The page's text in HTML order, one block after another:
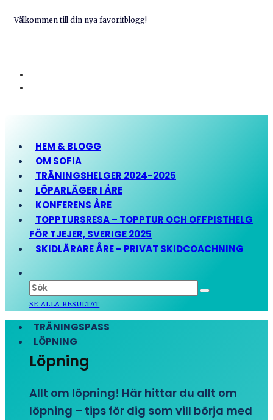
Välkommen till din nya favoritblogg!
HEM & BLOGG
OM SOFIA
TRÄNINGSHELGER 2024-2025
LÖPARLÄGER I ÅRE
KONFERENS ÅRE
TOPPTURSRESA – TOPPTUR OCH OFFPISTHELG
FÖR TJEJER, SVERIGE 2025
SKIDLÄRARE ÅRE – PRIVAT SKIDCOACHNING
SE ALLA RESULTAT
TRÄNINGSPASS
LÖPNING
Löpning
Allt om löpning! Här hittar du allt om
löpning – tips för dig som vill börja med